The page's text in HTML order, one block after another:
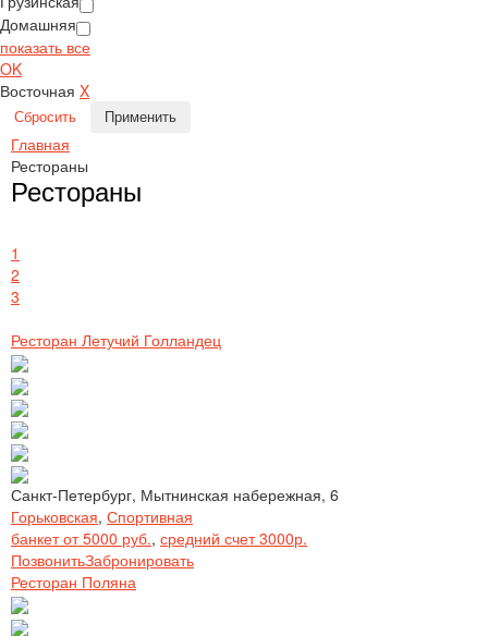
Домашняя
показать все
OK
Восточная X
Сбросить Применить
Главная
Рестораны
Рестораны
1
2
3
Ресторан Летучий Голландец
Санкт-Петербург, Мытнинская набережная, 6
Горьковская, Спортивная
банкет от 5000 руб., средний счет 3000р.
ПозвонитьЗабронировать
Ресторан Поляна